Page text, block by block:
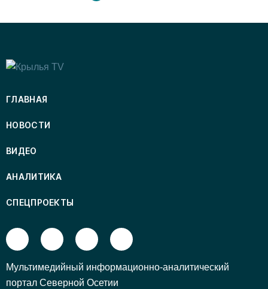
ГЛАВНАЯ
НОВОСТИ
ВИДЕО
АНАЛИТИКА
СПЕЦПРОЕКТЫ
Mультимедийный информационно-аналитический
портал Северной Осетии